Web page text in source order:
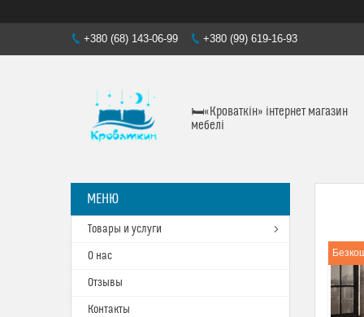
+380 (68) 143-06-99 +380 (99) 619-16-93
🛏«Кроваткiн» iнтернет магазин
мебелi
Товары и услуги
О нас
Отзывы
Контакты